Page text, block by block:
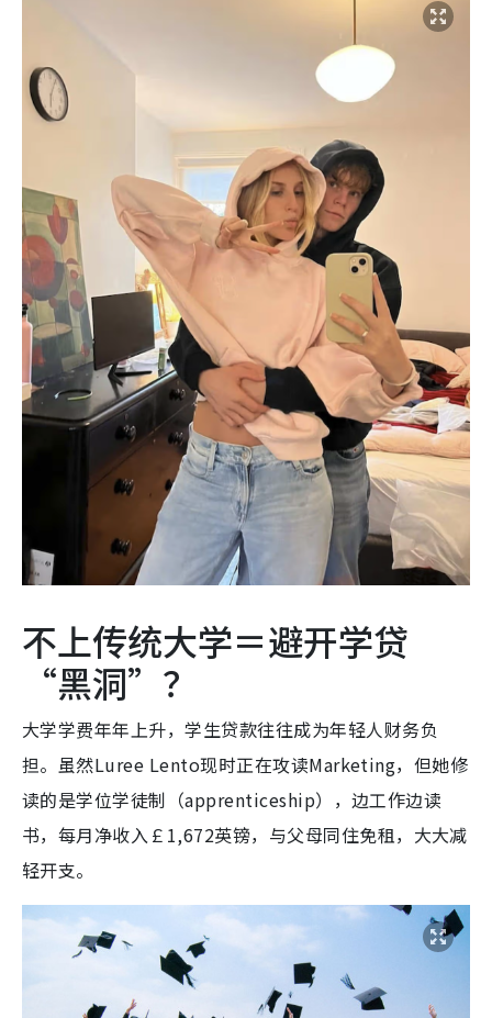
不上传统大学＝避开学贷
“黑洞”？
大学学费年年上升，学生贷款往往成为年轻人财务负
担。虽然Luree Lento现时正在攻读Marketing，但她修
读的是学位学徒制（apprenticeship），边工作边读
书，每月净收入￡1,672英镑，与父母同住免租，大大减
轻开支。